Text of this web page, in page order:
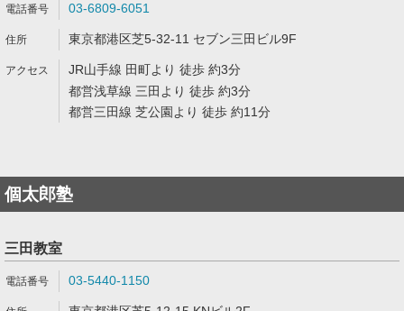
03-6809-6051
東京都港区芝5-32-11 セブン三田ビル9F
JR山手線 田町より 徒歩 約3分
都営浅草線 三田より 徒歩 約3分
都営三田線 芝公園より 徒歩 約11分
個太郎塾
三田教室
03-5440-1150